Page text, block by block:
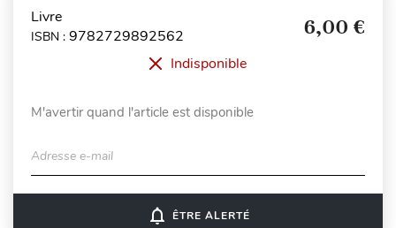
Livre
ISBN : 9782729892562 6,00 €
Indisponible
M'avertir quand l'article est disponible
Adresse e-mail
notifications_none ÊTRE ALERTÉ